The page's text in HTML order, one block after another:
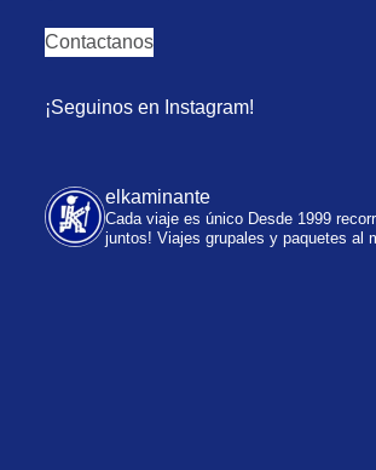
Contactanos
¡Seguinos en Instagram!
elkaminante
Cada viaje es único Desde 1999
juntos! Viajes grupales y paquetes al